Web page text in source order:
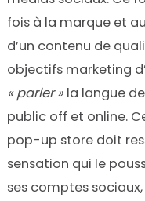
fois à la marque et
d’un contenu de
objectifs marketing
« parler »la langue
public off et online.
pop-up store doit
sensation qui le
ses comptes